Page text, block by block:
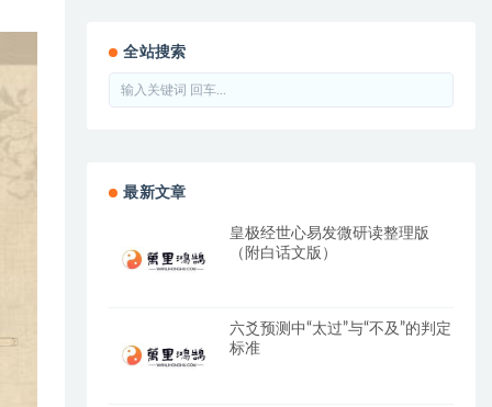
全站搜索
最新文章
皇极经世心易发微研读整理版
（附白话文版）
六爻预测中“太过”与“不及”的判定
标准